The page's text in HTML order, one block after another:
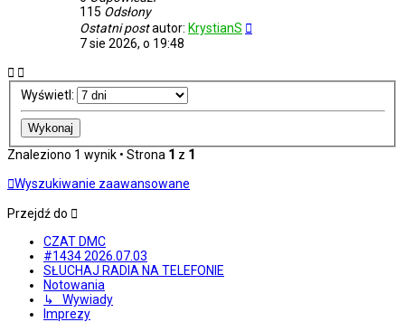
115 Odsłony
Ostatni postautor: KrystianS
7 sie 2026, o 19:48
Wyświetl:
Znaleziono 1 wynik • Strona 1 z 1
Wyszukiwanie zaawansowane
Przejdź do
CZAT DMC
#1434 2026.07.03
SŁUCHAJ RADIA NA TELEFONIE
Notowania
↳ Wywiady
Imprezy